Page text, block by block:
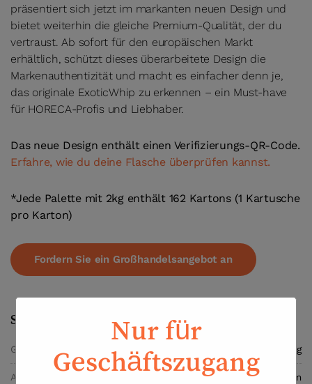
präsentiert sich jetzt im markanten neuen Design und
bietet weiterhin die gleiche Premium-Qualität, der du
vertraust. Ab sofort für den europäischen Markt
erhältlich, schützt dieses überarbeitete Design die
Markenauthentizität und macht es einfacher denn je,
das originale ExoticWhip zu erkennen – ein Must-have
für HORECA-Profis und Liebhaber.
Das neue Design enthält einen Verifizierungs-QR-Code.
Erfahre, wie du deine Flasche überprüfen kannst.
*Jede Palette mit 2kg enthält 162 Kartons (1 Kartusche
pro Karton)
Fordern Sie ein Großhandelsangebot an
Spezifikationen
Gewicht 5,4 kg
Abmessungen 12,3 × 12,3 × 35,5 cm
Nur für
Geschäftszugang